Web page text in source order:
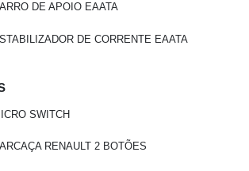
DE APOIO EAATA
DE CORRENTE EAATA
SWITCH
RENAULT 2 BOTÕES